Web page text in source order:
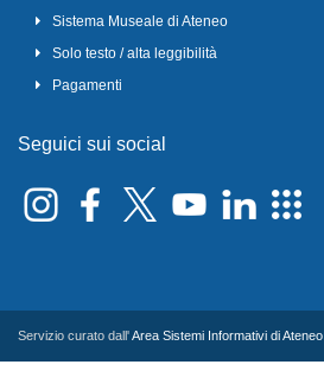
Sistema Museale di Ateneo
Solo testo / alta leggibilità
Pagamenti
Seguici sui social
Servizio curato dall'Area Sistemi Informativi di Ateneo